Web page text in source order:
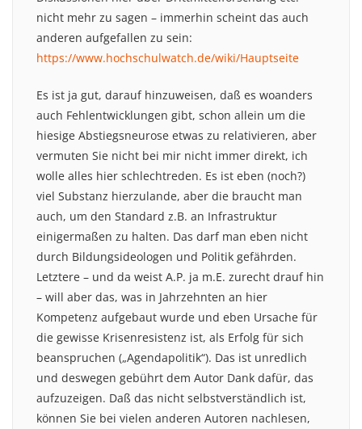
nicht mehr zu sagen – immerhin scheint das auch
anderen aufgefallen zu sein:
https://www.hochschulwatch.de/wiki/Hauptseite
Es ist ja gut, darauf hinzuweisen, daß es woanders
auch Fehlentwicklungen gibt, schon allein um die
hiesige Abstiegsneurose etwas zu relativieren, aber
vermuten Sie nicht bei mir nicht immer direkt, ich
wolle alles hier schlechtreden. Es ist eben (noch?)
viel Substanz hierzulande, aber die braucht man
auch, um den Standard z.B. an Infrastruktur
einigermaßen zu halten. Das darf man eben nicht
durch Bildungsideologen und Politik gefährden.
Letztere – und da weist A.P. ja m.E. zurecht drauf hin
– will aber das, was in Jahrzehnten an hier
Kompetenz aufgebaut wurde und eben Ursache für
die gewisse Krisenresistenz ist, als Erfolg für sich
beanspruchen („Agendapolitik“). Das ist unredlich
und deswegen gebührt dem Autor Dank dafür, das
aufzuzeigen. Daß das nicht selbstverständlich ist,
können Sie bei vielen anderen Autoren nachlesen,